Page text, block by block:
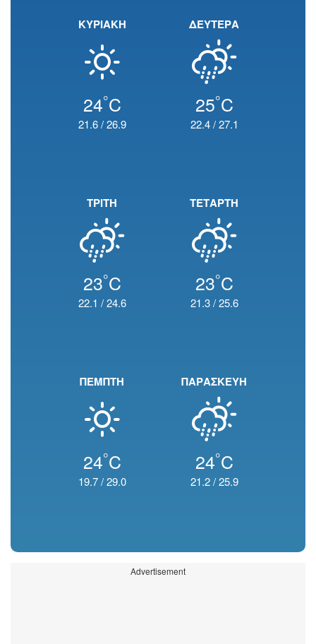
ΚΥΡΙΑΚΗ
24°C
21.6/26.9
ΔΕΥΤΕΡΑ
25°C
22.4/27.1
ΤΡΙΤΗ
23°C
22.1 /24.6
ΤΕΤΑΡΤΗ
23°C
21.3/25.6
ΠΕΜΠΤΗ
24°C
19.7/29.0
ΠΑΡΑΣΚΕΥΗ
24°C
21.2/25.9
Advertisement